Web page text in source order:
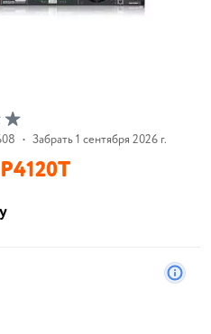
• Забрать 1 сентября 2026 г.